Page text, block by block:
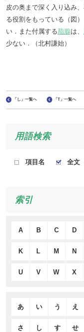
皮の奥まで深く入り込み
る役割をもっている（図
い．また付属する脂腺は、
少ない．（北村謙始）
「し」一覧へ 「T」一覧へ
用語検索
項目名 全文
索引
A B C D
K L M N
U V W X
あ い う え
さ し す せ